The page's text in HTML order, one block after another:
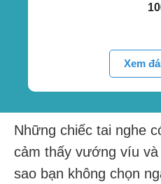
Xem
Những chiếc tai nghe
cảm thấy vướng víu
sao bạn không chọn